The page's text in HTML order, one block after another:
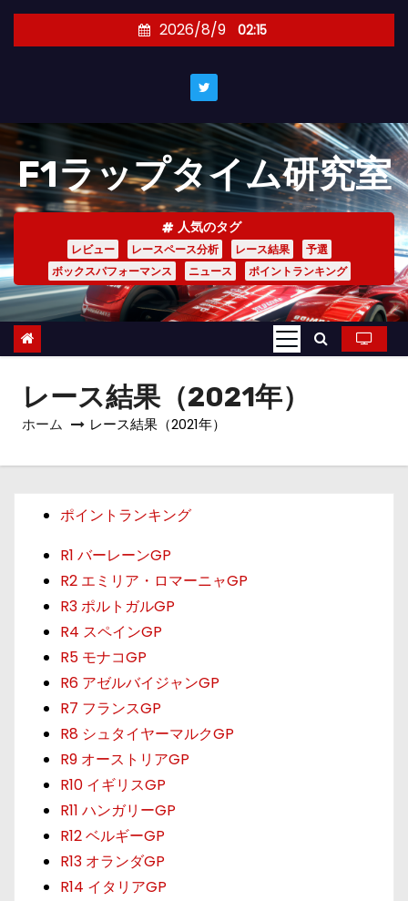
キ
ッ
プ
2026/8/9 02:15
F1ラップタイム研究室
人気のタグ
レビュー レースペース分析 レース結果
予選
ボックスパフォーマンス
ニュース ポイントランキング
レース結果（2021年）
ホーム レース結果（2021年）
ポイントランキング
R1 バーレーンGP
R2 エミリア・ロマーニャGP
R3 ポルトガルGP
R4 スペインGP
R5 モナコGP
R6 アゼルバイジャンGP
R7 フランスGP
R8 シュタイヤーマルクGP
R9 オーストリアGP
R10 イギリスGP
R11 ハンガリーGP
R12 ベルギーGP
R13 オランダGP
R14 イタリアGP